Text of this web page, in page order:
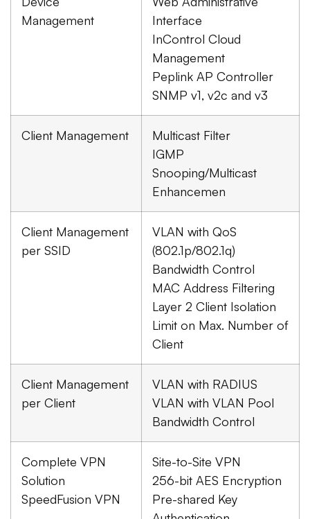
Management
Interface
InControl Cloud
Management
Peplink AP Controller
SNMP v1, v2c and v3
Client Management
Multicast Filter
IGMP
Snooping/Multicast
Enhancemen
Client Management
per SSID
VLAN with QoS
(802.1p/802.1q)
Bandwidth Control
MAC Address Filtering
Layer 2 Client Isolation
Limit on Max. Number of
Client
Client Management
per Client
VLAN with RADIUS
VLAN with VLAN Pool
Bandwidth Control
Complete VPN
Solution
SpeedFusion VPN
Site-to-Site VPN
256-bit AES Encryption
Pre-shared Key